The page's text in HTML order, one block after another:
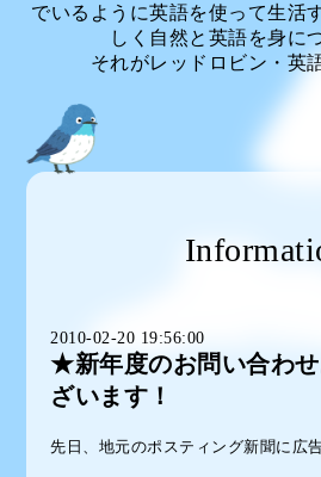
でいるように英語を使って生活
しく自然と英語を身に
それがレッドロビン・英
2010-02-20 19:56:00
★新年度のお問い合わ
ざいます！
先日、地元のポスティング新聞に広